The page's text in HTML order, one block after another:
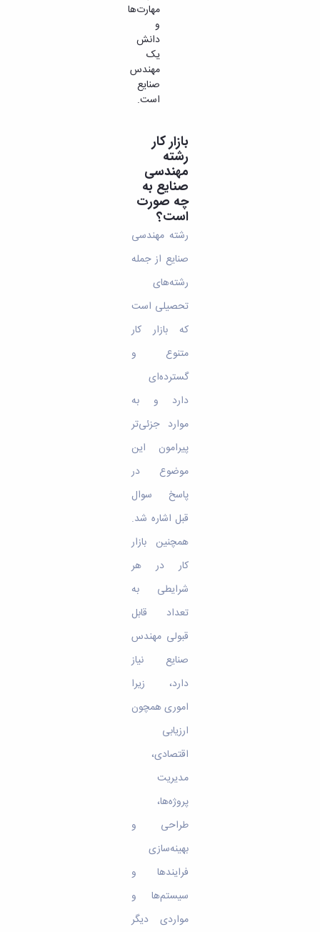
مهارت‌ها
و
دانش
یک
مهندس
صنایع
است.
بازار کار
رشته
مهندسی
صنایع به
چه صورت
است؟
رشته مهندسی
صنایع از جمله
رشته‌های
تحصیلی است
که بازار کار
متنوع و
گسترده‌ای
دارد و به
موارد جزئی‌تر
پیرامون این
موضوع در
پاسخ سوال
قبل اشاره شد.
همچنین بازار
کار در هر
شرایطی به
تعداد قابل
قبولی مهندس
صنایع نیاز
دارد، زیرا
اموری همچون
ارزیابی
اقتصادی،
مدیریت
پروژه‌ها،
طراحی و
بهینه‌سازی
فرایندها و
سیستم‌ها و
مواردی دیگر